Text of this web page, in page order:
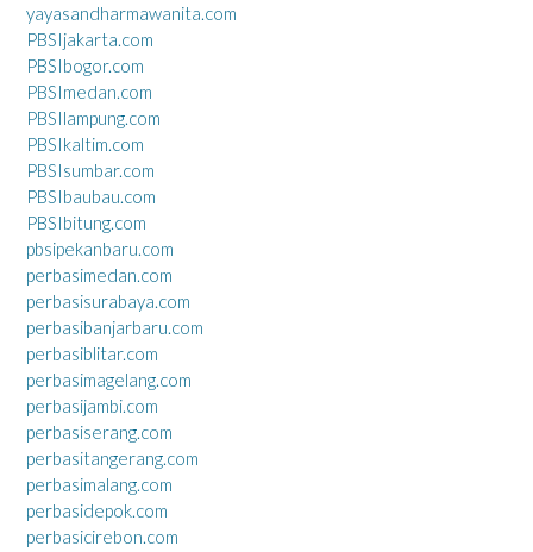
yayasandharmawanita.com
PBSIjakarta.com
PBSIbogor.com
PBSImedan.com
PBSIlampung.com
PBSIkaltim.com
PBSIsumbar.com
PBSIbaubau.com
PBSIbitung.com
pbsipekanbaru.com
perbasimedan.com
perbasisurabaya.com
perbasibanjarbaru.com
perbasiblitar.com
perbasimagelang.com
perbasijambi.com
perbasiserang.com
perbasitangerang.com
perbasimalang.com
perbasidepok.com
perbasicirebon.com